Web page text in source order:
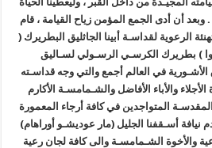
. وبعد أن أدى الجمع المؤمن زياح القيامة ، قام
الرعوية لقداسـة أبينا الجاثليق البطريرك (
) بطريرك الكرسـي الرسـولي لسـاليق
في العالم أجمع والتي وجه قداسـته
والأباء الأفاضل والشـمامسـة الأكارم
المتواجدين في كافة أرجاء المعمورة
نيافة أسـقفنا الجليل (مار عوديشـو أوراهام)
والأخوة الشـمامسـة والى كافة لجان رعية